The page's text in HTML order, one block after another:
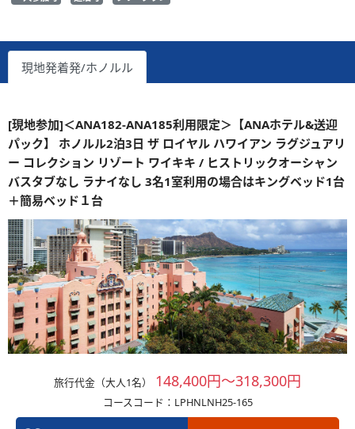
現地発着発/ホノルル
[現地参加]＜ANA182-ANA185利用限定＞【ANAホテル&送迎
パック】 ホノルル2泊3日 ザ ロイヤル ハワイアン ラグジュアリ
ー コレクション リゾート ワイキキ / ヒストリックオーシャン
バスタブなし ラナイなし 3名1室利用の場合はキングベッド1台
＋簡易ベッド１台
旅行代金（大人1名） 148,400円～318,300円
コースコード：LPHNLNH25-165